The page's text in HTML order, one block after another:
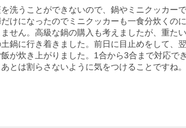
洗うことができないので、鍋やミニクッカー
けになったのでミニクッカーも一食分炊くの
せん。高級な鍋の購入も考えましたが、重た
鍋に行き着きました。前日に目止めをして、
が炊き上がりました。1合から3合まで対応で
とは割らさないように気をつけることですね。